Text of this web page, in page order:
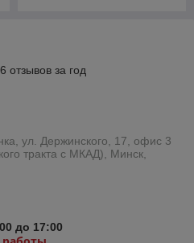
отзывов за год
ул. Держинского, 17, офис 3
тракта с МКАД), Минск,
до 17:00